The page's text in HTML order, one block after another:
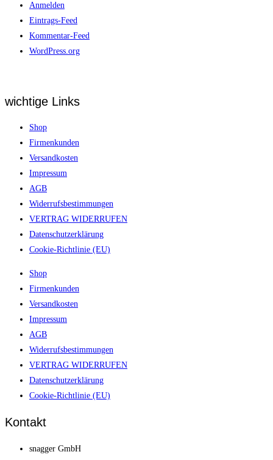
Anmelden
Eintrags-Feed
Kommentar-Feed
WordPress.org
wichtige Links
Shop
Firmenkunden
Versandkosten
Impressum
AGB
Widerrufsbestimmungen
VERTRAG WIDERRUFEN
Datenschutzerklärung
Cookie-Richtlinie (EU)
Shop
Firmenkunden
Versandkosten
Impressum
AGB
Widerrufsbestimmungen
VERTRAG WIDERRUFEN
Datenschutzerklärung
Cookie-Richtlinie (EU)
Kontakt
snagger GmbH